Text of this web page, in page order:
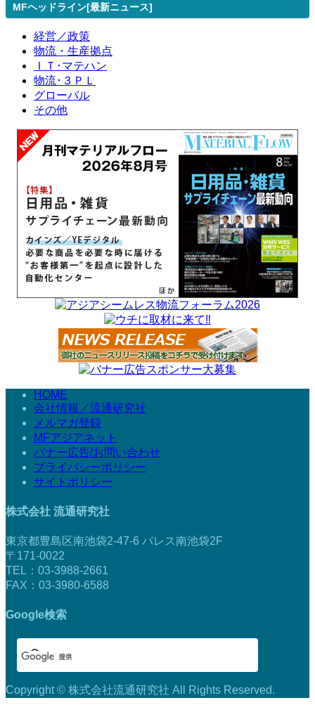
MFヘッドライン[最新ニュース]
経営／政策
物流・生産拠点
ＩＴ･マテハン
物流･３ＰＬ
グローバル
その他
HOME
会社情報／流通研究社
メルマガ登録
MFアジアネット
バナー広告/お問い合わせ
プライバシーポリシー
サイトポリシー
株式会社 流通研究社
東京都豊島区南池袋2-47-6 パレス南池袋2F
〒171-0022
TEL：03-3988-2661
FAX：03-3980-6588
Google検索
Copyright © 株式会社流通研究社 All Rights Reserved.